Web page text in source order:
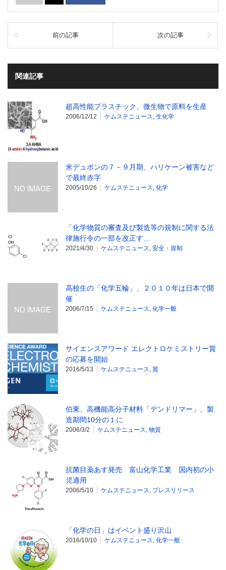
前の記事 次の記事
関連記事
超高性能プラスチック、微生物で原料を生産
2006/12/12 ケムステニュース, 生化学
米デュポンの７－９月期、ハリケーン被害など
で最終赤字
2005/10/26 ケムステニュース, 化学
「化学物質の審査及び製造等の規制に関する法
律施行令の一部を改正す…
2021/4/30 ケムステニュース, 安全・規制
高校生の「化学五輪」、２０１０年は日本で開
催
2006/7/15 ケムステニュース, 化学一般
サイエンスアワード エレクトロケミストリー賞
の応募を開始
2016/5/13 ケムステニュース, 賞
伯東、高機能高分子材料「デンドリマー」、製
造期間10分の１に
2006/3/2 ケムステニュース, 物質
抗菌目薬あす発売 富山化学工業 国内初の小
児適用
2006/5/10 ケムステニュース, プレスリリース
「化学の日」はイベント盛り沢山
2016/10/10 ケムステニュース, 化学一般